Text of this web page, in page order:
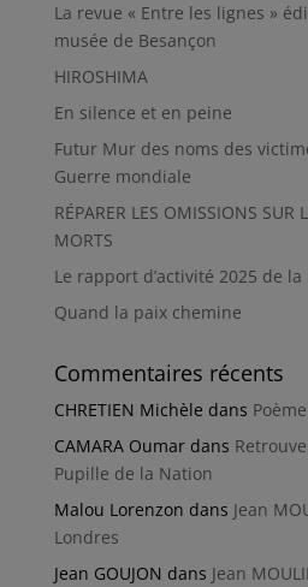
La revue « Entre les lignes »
musée de Besançon
HIROSHIMA
En silence et en peine
Futur Mur des noms des
Guerre mondiale
RÉPARER LES OMISSIONS
MORTS
Le rapport d’activité 2025 de la
Quand la paix chemine
Commentaires récents
CHRETIEN Michèle dans
CAMARA Oumardans
Pupille de la Nation
Malou Lorenzon dans Jean
Londres
Jean GOUJON dans Jean